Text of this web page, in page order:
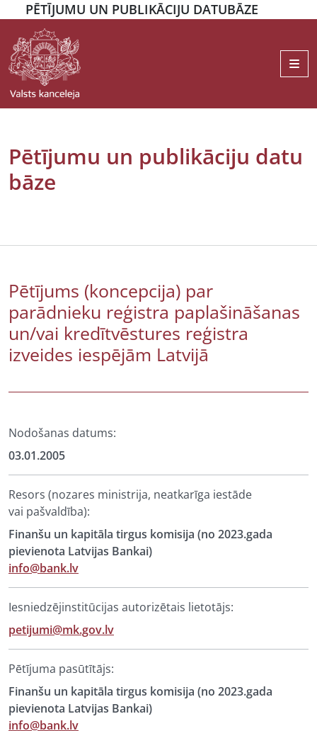
PĒTĪJUMU UN PUBLIKĀCIJU DATUBĀZE
Pētījumu un publikāciju datu
bāze
Pētījums (koncepcija) par
parādnieku reģistra paplašināšanas
un/vai kredītvēstures reģistra
izveides iespējām Latvijā
Nodošanas datums:
03.01.2005
Resors (nozares ministrija, neatkarīga iestāde
vai pašvaldība):
Finanšu un kapitāla tirgus komisija (no 2023.gada
pievienota Latvijas Bankai)
info@bank.lv
Iesniedzējinstitūcijas autorizētais lietotājs:
petijumi@mk.gov.lv
Pētījuma pasūtītājs:
Finanšu un kapitāla tirgus komisija (no 2023.gada
pievienota Latvijas Bankai)
info@bank.lv